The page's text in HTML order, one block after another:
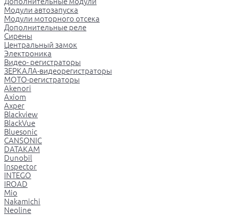
Модули автозапуска
Модули моторного отсека
Дополнительные реле
Сирены
Центральный замок
Электроника
Видео- регистраторы
ЗЕРКАЛА-видеорегистраторы
МОТО-регистраторы
Akenori
Axiom
Axper
Blackview
BlackVue
Bluesonic
CANSONIC
DATAKAM
Dunobil
Inspector
INTEGO
IROAD
Mio
Nakamichi
Neoline